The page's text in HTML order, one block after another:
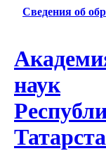
Сведения об
наук